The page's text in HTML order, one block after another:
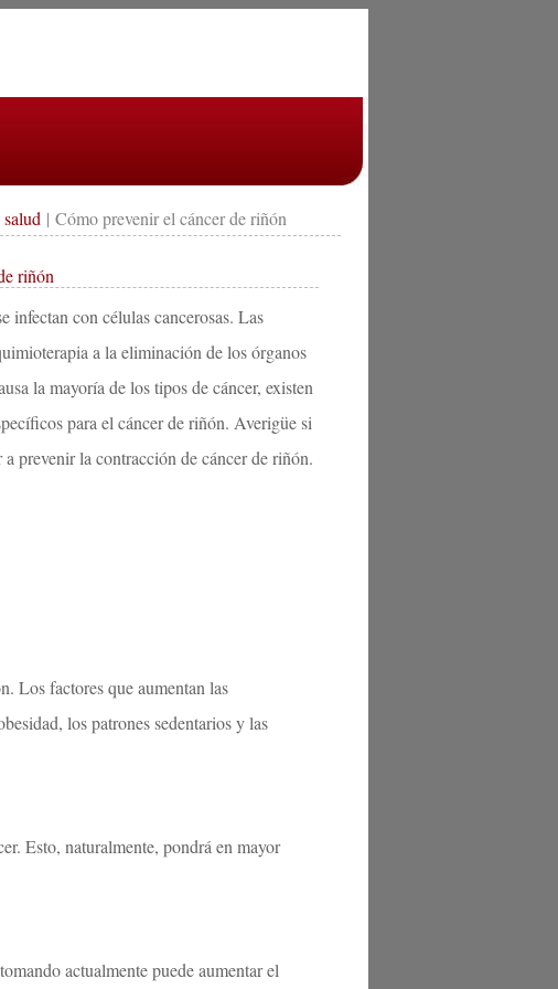
salud | Cómo prevenir el cáncer de riñón
riñón
infectan con células cancerosas. Las
a la eliminación de los órganos
la mayoría de los tipos de cáncer, existen
para el cáncer de riñón. Averigüe si
prevenir la contracción de cáncer de riñón.
Los factores que aumentan las
los patrones sedentarios y las
Esto, naturalmente, pondrá en mayor
actualmente puede aumentar el